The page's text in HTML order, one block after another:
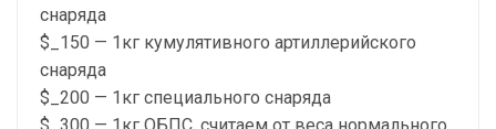
снаряда
$_150 — 1кг кумулятивного артиллерийского
снаряда
$_200 — 1кг специального снаряда